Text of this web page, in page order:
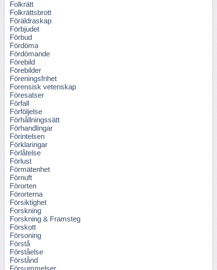
Folkrätt
Folkrättsbrott
Föräldraskap
Förbjudet
Förbud
Fördöma
Fördömande
Förebild
Förebilder
Föreningsfrihet
Forensisk vetenskap
Föresatser
Förfall
Förföljelse
Förhållningssätt
Förhandlingar
Förintelsen
Förklaringar
Förlåtelse
Förlust
Förmätenhet
Förnuft
Förorten
Förorterna
Försiktighet
Forskning
Forskning & Framsteg
Förskott
Försoning
Förstå
Förståelse
Förstånd
Försummelser